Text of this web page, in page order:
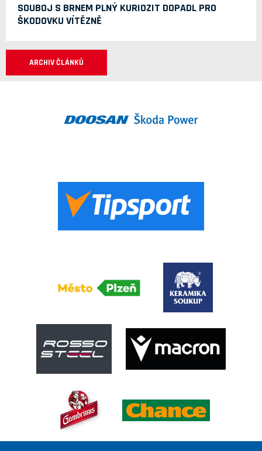
SOUBOJ S BRNEM PLNÝ KURIOZIT DOPADL PRO
ŠKODOVKU VÍTĚZNĚ
ARCHIV ČLÁNKŮ